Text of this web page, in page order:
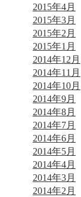
2015年4月
2015年3月
2015年2月
2015年1月
2014年12月
2014年11月
2014年10月
2014年9月
2014年8月
2014年7月
2014年6月
2014年5月
2014年4月
2014年3月
2014年2月